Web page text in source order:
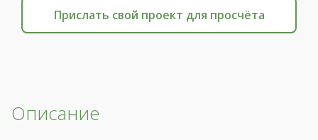
Прислать свой проект для просчёта
Описание